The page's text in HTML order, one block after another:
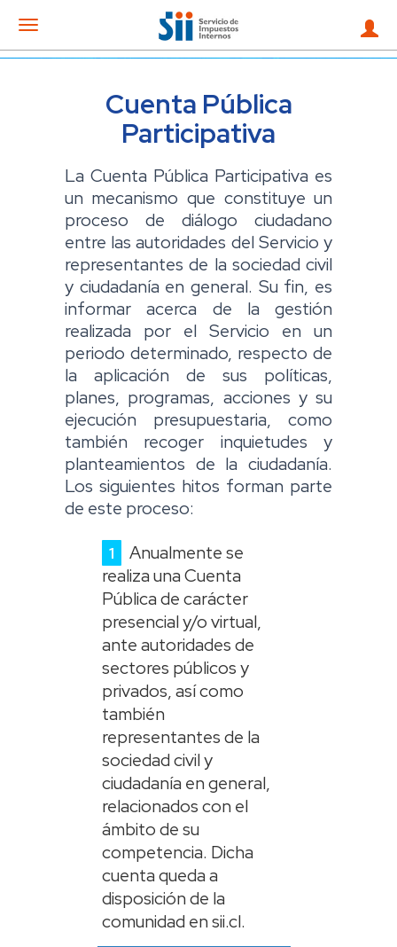
Mostrar
menu
Cuenta Pública
Participativa
La Cuenta Pública Participativa es
un mecanismo que constituye un
proceso de diálogo ciudadano
entre las autoridades del Servicio y
representantes de la sociedad civil
y ciudadanía en general. Su fin, es
informar acerca de la gestión
realizada por el Servicio en un
periodo determinado, respecto de
la aplicación de sus políticas,
planes, programas, acciones y su
ejecución presupuestaria, como
también recoger inquietudes y
planteamientos de la ciudadanía.
Los siguientes hitos forman parte
de este proceso:
Anualmente se
realiza una Cuenta
Pública de carácter
presencial y/o virtual,
ante autoridades de
sectores públicos y
privados, así como
también
representantes de la
sociedad civil y
ciudadanía en general,
relacionados con el
ámbito de su
competencia. Dicha
cuenta queda a
disposición de la
comunidad en sii.cl.